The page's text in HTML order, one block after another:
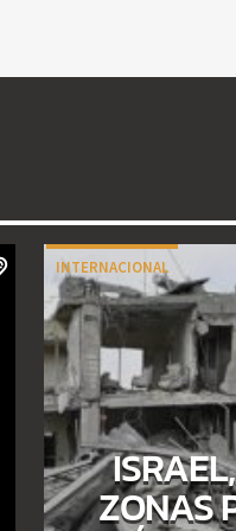
INTERNACIONAL
ZONAS